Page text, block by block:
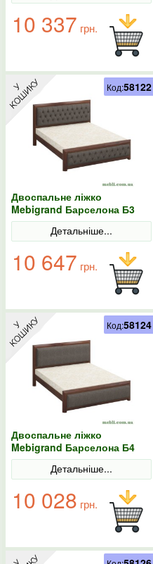
10 337 грн.
Двоспальне ліжко
Mebigrand Барселона Б3
Горіх темний/Аляска 97
Детальніше...
10 647 грн.
Код:58122
Двоспальне ліжко
Mebigrand Барселона Б4
Горіх темний/Аляска 97
Детальніше...
10 028 грн.
Код:58124